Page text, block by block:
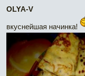
OLYA-V
вкуснейшая начинка!